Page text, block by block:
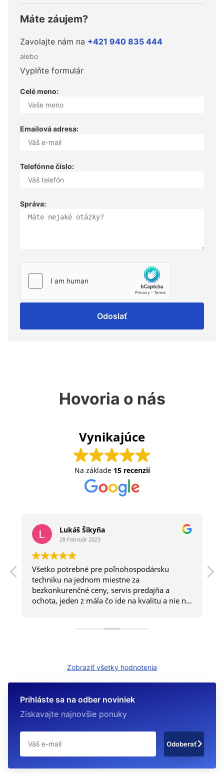
Máte záujem?
Zavolajte nám na +421 940 835 444
alebo
Vyplňte formulár
Celé meno:
Emailová adresa:
Telefónne číslo:
Správa:
Odoslať
Hovoria o nás
Vynikajúce
Na základe 15 recenzií
Lukáš Šikyňa
28 Február 2023
Všetko potrebné pre poľnohospodársku
techniku na jednom miestne za
bezkonkurenčné ceny, servis predajňa a
ochota, jeden z mála čo ide na kvalitu a nie na
Zobraziť všetky hodnotenia
Prihláste sa na odber noviniek
Získavajte najnovšie ponuky
Odoberať